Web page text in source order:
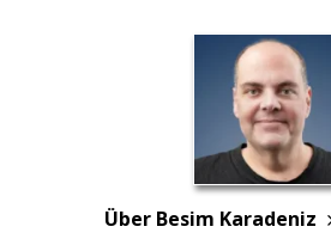
Über Besim Karadeniz